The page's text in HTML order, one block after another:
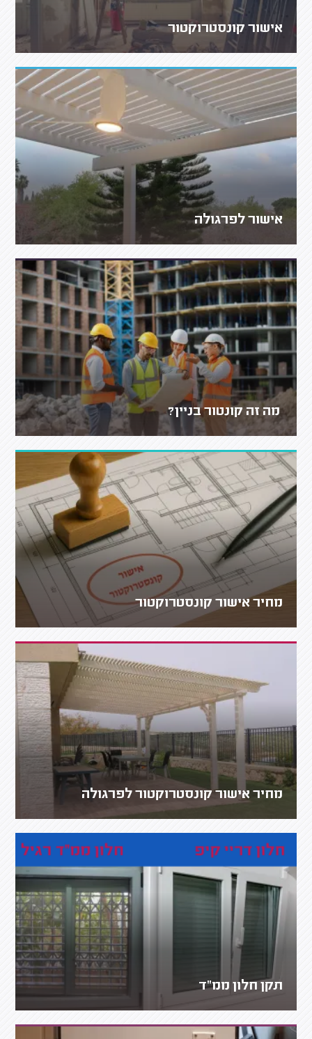
אישור קונסטרוקטור
אישור לפרגולה
מה זה קונטור בניין?
מחיר אישור קונסטרוקטור
מחיר אישור קונסטרוקטור לפרגולה
תקן חלון ממ"ד